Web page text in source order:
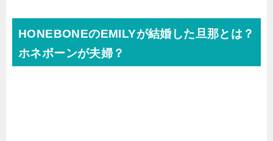
HONEBONEのEMILYが結婚した旦那とは？
ホネボーンが夫婦？